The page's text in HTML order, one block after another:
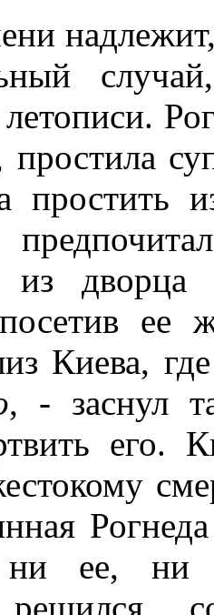
простила
простить
из
ее
Киева,
, - заснул
его.
ее, ни